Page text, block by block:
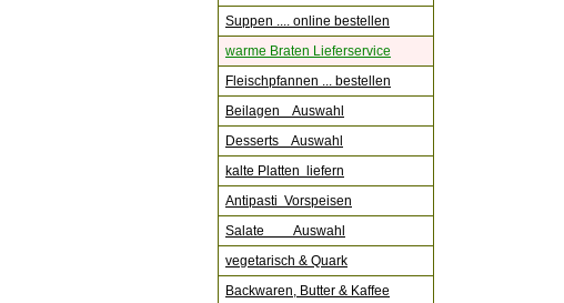
Suppen .... online bestellen
warme Braten Lieferservice
Fleischpfannen ... bestellen
Beilagen Auswahl
Desserts Auswahl
kalte Platten liefern
Antipasti Vorspeisen
Salate Auswahl
vegetarisch & Quark
Backwaren, Butter & Kaffee